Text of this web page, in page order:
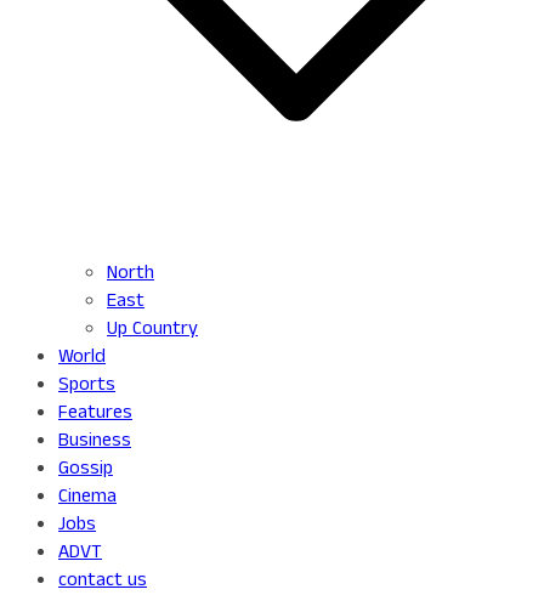
North
East
Up Country
World
Sports
Features
Business
Gossip
Cinema
Jobs
ADVT
contact us